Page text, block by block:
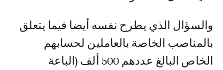
والسؤال الذي يطرح نفسه أيضا فيما يتعلق
بالمناصب الخاصة بالعاملين لحسابهم
الخاص البالغ عددهم 500 ألف (الباعة